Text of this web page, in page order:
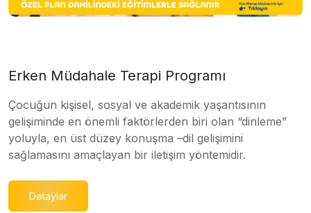
Erken Müdahale Terapi Programı
Çocuğun kişisel, sosyal ve akademik yaşantısının
gelişiminde en önemli faktörlerden biri olan “dinleme”
yoluyla, en üst düzey konuşma –dil gelişimini
sağlamasını amaçlayan bir iletişim yöntemidir.
Detaylar